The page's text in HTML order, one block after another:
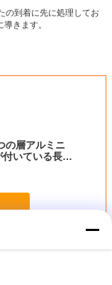
の到着に先に処理してお
きます。
の層アルミニ
いている長い